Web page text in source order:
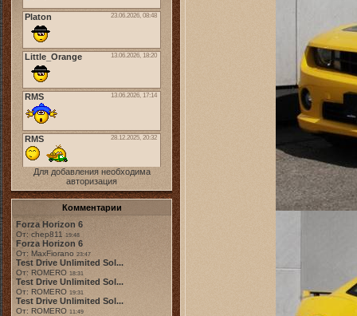
Для добавления необходима
авторизация
Комментарии
Forza Horizon 6
От: chep811 19:48
Forza Horizon 6
От: MaxFiorano 23:47
Test Drive Unlimited Sol...
От: ROMERO 18:31
Test Drive Unlimited Sol...
От: ROMERO 19:31
Test Drive Unlimited Sol...
От: ROMERO 11:49